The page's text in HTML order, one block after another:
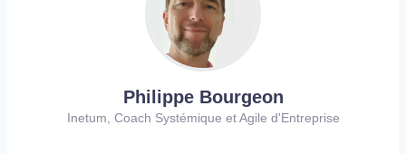
Philippe Bourgeon
Inetum, Coach Systémique et Agile d'Entreprise